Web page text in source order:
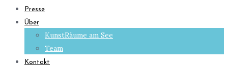
Presse
Über
KunstRäume am See
Team
Kontakt